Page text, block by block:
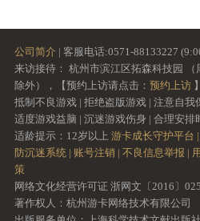
公司简介 | 客服电话:0571-88133227
来访接待： 杭州市滨江区拓森科技园 （
除外），【预约上访请点击： 预约上访】
抵制不良游戏 | 拒绝盗版游戏 | 注意自我
适度游戏益脑 | 沉迷游戏伤身 | 合理安排
适龄提示：12岁以上 游卡成长守护平台 |
防沉迷系统 | 账号注销 | 不良信息举报 |
策
网络文化经营许可证 浙网文〔2016〕
著作权人：杭州游卡网络技术有限公司